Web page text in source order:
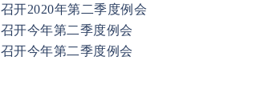
开2020年第二季度例会
开今年第二季度例会
开今年第二季度例会